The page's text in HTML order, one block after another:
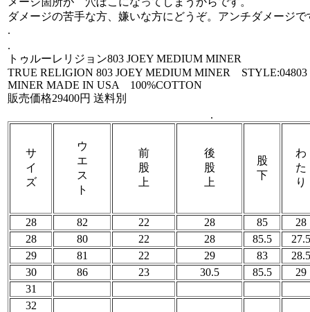
ダメージの苦手な方、嫌いな方にどうぞ。アンチダメージで
.
.
トゥルーレリジョン803 JOEY MEDIUM MINER
TRUE RELIGION 803 JOEY MEDIUM MINER STYLE:04803
MINER MADE IN USA 100%COTTON
販売価格29400円 送料別
.
サ
イ
ズ
ウ
エ
ス
ト
前
股
上
後
股
上
股
下
わ
た
り
28 82 22 28 85
28
28
80 22 28 85.5
27.5
29
81 22 29 83
28.5
30
86 23 30.5 85.5
29
31
32